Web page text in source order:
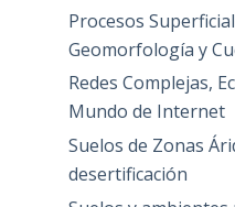
Procesos
Geomorfología y
Redes Complejas,
Mundo de Internet
Suelos de Zonas
desertificación